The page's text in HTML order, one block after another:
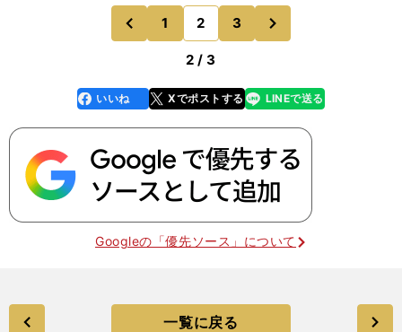
トを揺らした。オフサイドでゴールは取り消された
ものの、ひとつの攻
前
のページへ
1 2 3
2 / 3
faceboo
k
いいね Xでポストする
line LINEで送る
Googleの「優先ソース」について
一覧に戻る